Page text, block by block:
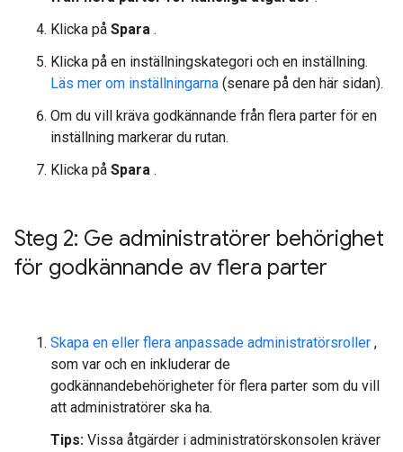
Klicka på Spara .
Klicka på en inställningskategori och en inställning.
Läs mer om inställningarna (senare på den här sidan).
Om du vill kräva godkännande från flera parter för en
inställning markerar du rutan.
Klicka på Spara .
Steg 2: Ge administratörer behörighet
för godkännande av flera parter
Skapa en eller flera anpassade administratörsroller ,
som var och en inkluderar de
godkännandebehörigheter för flera parter som du vill
att administratörer ska ha.
Tips: Vissa åtgärder i administratörskonsolen kräver